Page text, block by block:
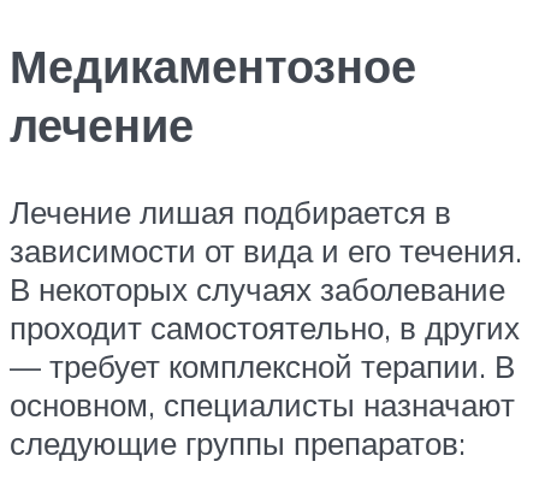
Медикаментозное
лечение
Лечение лишая подбирается в
зависимости от вида и его течения.
В некоторых случаях заболевание
проходит самостоятельно, в других
— требует комплексной терапии. В
основном, специалисты назначают
следующие группы препаратов: